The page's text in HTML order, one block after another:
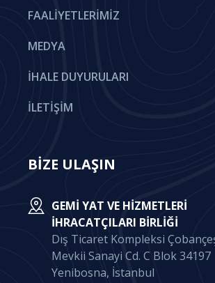
FAALIYETLERIMIZ
MEDYA
İHALE DUYURULARI
İLETIŞIM
BİZE ULAŞIN
GEMI YAT VE HIZMETLERI
İHRACATÇILARI BIRLIĞI
Dış Ticaret Kompleksi
Mevkii Sanayi Cd. C Blok 34197
Yenibosna, İstanbul